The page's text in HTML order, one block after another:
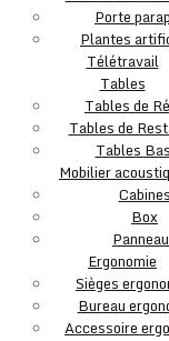
Porte
Plantes
Télétravail
Tables
Tables de
Tables de
Tables
Mobilier
Cabines
Box
Ergonomie
Sièges
Bureau
Accessoire